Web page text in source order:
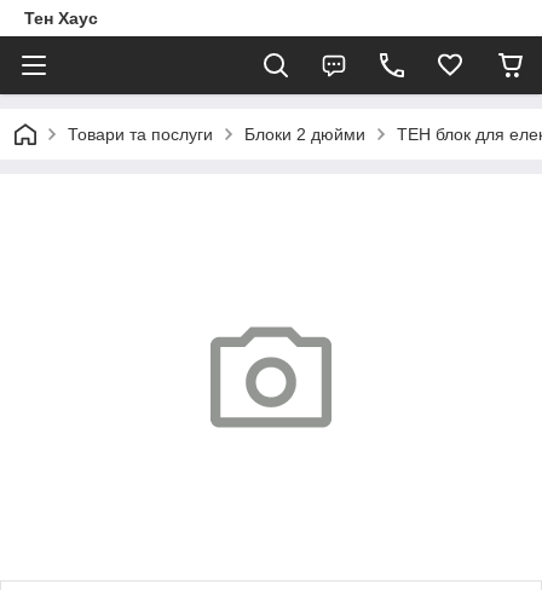
Тен Хаус
Товари та послуги Блоки 2 дюйми ТЕН блок для